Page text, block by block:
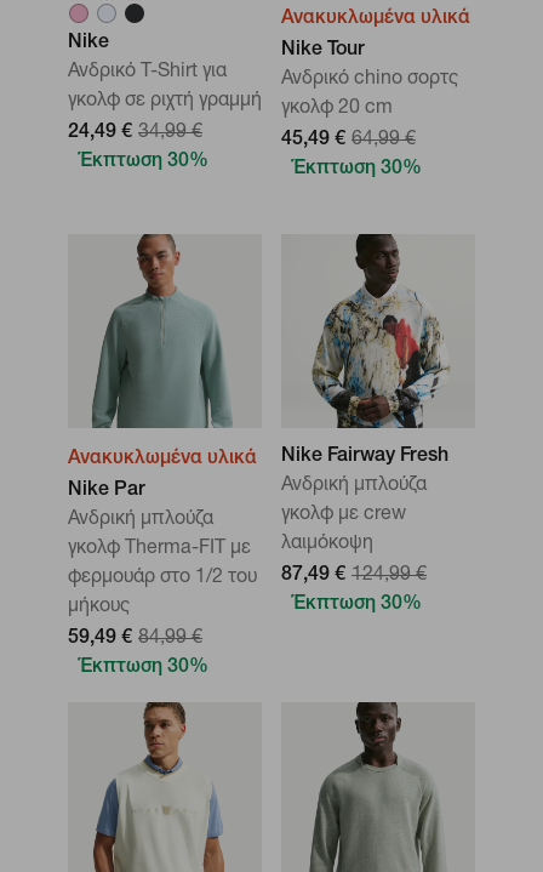
Nike
Ανδρικό T-Shirt για
γκολφ σε ριχτή γραμμή
24,49 € 34,99 €
Έκπτωση 30%
Ανακυκλωμένα υλικά
Nike Tour
Ανδρικό chino σορτς
γκολφ 20 cm
45,49 € 64,99 €
Έκπτωση 30%
Ανακυκλωμένα υλικά
Nike Par
Ανδρική μπλούζα
γκολφ Therma-FIT με
φερμουάρ στο 1/2 του
μήκους
59,49 € 84,99 €
Έκπτωση 30%
Nike Fairway Fresh
Ανδρική μπλούζα
γκολφ με crew
λαιμόκοψη
87,49 € 124,99 €
Έκπτωση 30%